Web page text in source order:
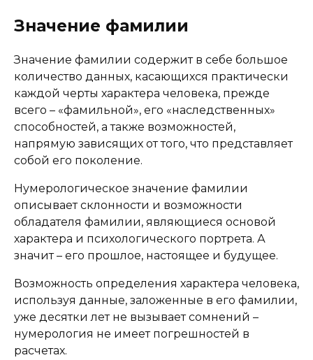
Значение фамилии
Значение фамилии содержит в себе большое
количество данных, касающихся практически
каждой черты характера человека, прежде
всего – «фамильной», его «наследственных»
способностей, а также возможностей,
напрямую зависящих от того, что представляет
собой его поколение.
Нумерологическое значение фамилии
описывает склонности и возможности
обладателя фамилии, являющиеся основой
характера и психологического портрета. А
значит – его прошлое, настоящее и будущее.
Возможность определения характера человека,
используя данные, заложенные в его фамилии,
уже десятки лет не вызывает сомнений –
нумерология не имеет погрешностей в
расчетах.